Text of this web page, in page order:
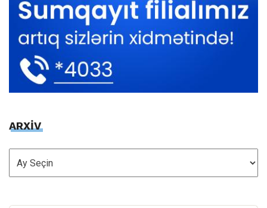
ARXİV
ARXİV